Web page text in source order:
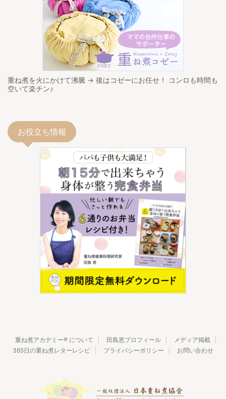
重ね煮を火にかけて沸騰 → 後はコゼーにお任せ！ コンロも時間も
空いて楽チン♪
お役立ち情報
重ね煮アカデミー® について 田島恵プロフィール
メディア掲載
365日の重ね煮レターレシピ
プライバシーポリシー お問い合わせ